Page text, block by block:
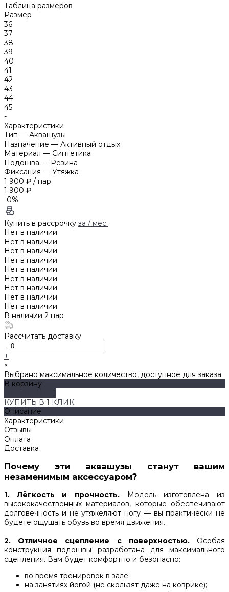
Таблица размеров
Размер
36
37
38
39
40
41
42
43
44
45
-
Характеристики
Тип — Аквашузы
Назначение — Активный отдых
Материал — Синтетика
Подошва — Резина
Фиксация — Утяжка
1 900 ₽ / пар
1 900 ₽
-0%
Купить в рассрочку за / мес.
Нет в наличии
Нет в наличии
Нет в наличии
Нет в наличии
Нет в наличии
Нет в наличии
Нет в наличии
Нет в наличии
Нет в наличии
В наличии 2 пар
Рассчитать доставку
-
+
×
Выбрано максимальное количество, доступное для заказа
В корзину
КУПИТЬ В 1 КЛИК
Описание
Характеристики
Отзывы
Оплата
Доставка
Почему эти аквашузы станут вашим
незаменимым аксессуаром?
1. Лёгкость и прочность. Модель изготовлена из
высококачественных материалов, которые обеспечивают
долговечность и не утяжеляют ногу — вы практически не
будете ощущать обувь во время движения.
2. Отличное сцепление с поверхностью.Особая
конструкция подошвы разработана для максимального
сцепления. Вам будет комфортно и безопасно:
во время тренировок в зале;
на занятиях йогой (не скользят даже на коврике);